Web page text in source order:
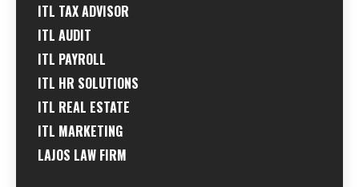
ITL TAX ADVISOR
ITL AUDIT
ITL PAYROLL
ITL HR SOLUTIONS
ITL REAL ESTATE
ITL MARKETING
LAJOS LAW FIRM